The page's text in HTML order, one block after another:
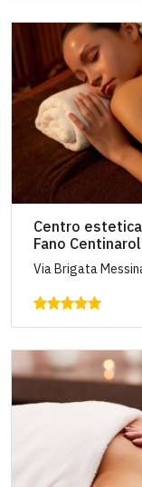
Centro
Fano
Via Brigata